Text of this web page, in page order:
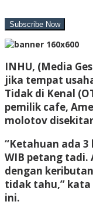
INHU, (Media
jika tempat
Tidak di Kenal
pemilik cafe,
molotov
“Ketahuan ada
WIB petang tadi.
dengan
tidak tahu,” kata
ini.